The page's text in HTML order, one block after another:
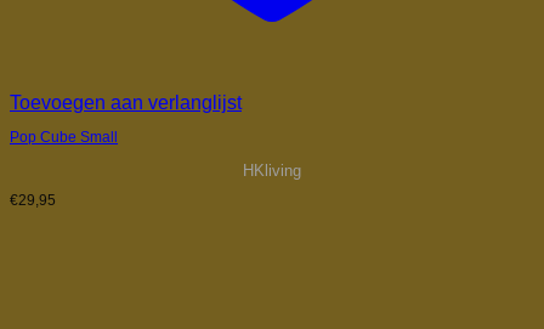
Toevoegen aan verlanglijst
Pop Cube Small
HKliving
€29,95